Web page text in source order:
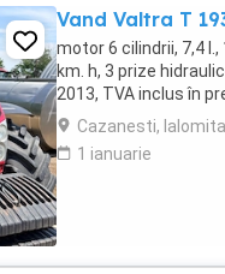
Vand Valtra T
motor 6 cilindrii, 7,4
km. h, 3 prize
2013, TVA inclus în
Cazanesti, Ialomita
1 ianuarie